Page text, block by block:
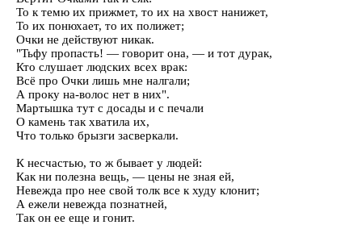
То к темю их прижмет, то их на хвост нанижет,
То их понюхает, то их полижет;
Очки не действуют никак.
"Тьфу пропасть! — говорит она, — и тот дурак,
Кто слушает людских всех врак:
Всё про Очки лишь мне налгали;
А проку на-волос нет в них".
Мартышка тут с досады и с печали
О камень так хватила их,
Что только брызги засверкали.
К несчастью, то ж бывает у людей:
Как ни полезна вещь, — цены не зная ей,
Невежда про нее свой толк все к худу клонит;
А ежели невежда познатней,
Так он ее еще и гонит.